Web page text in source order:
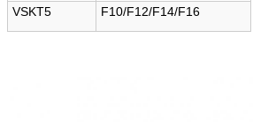
VSKT5
F10/F12/F14/F16